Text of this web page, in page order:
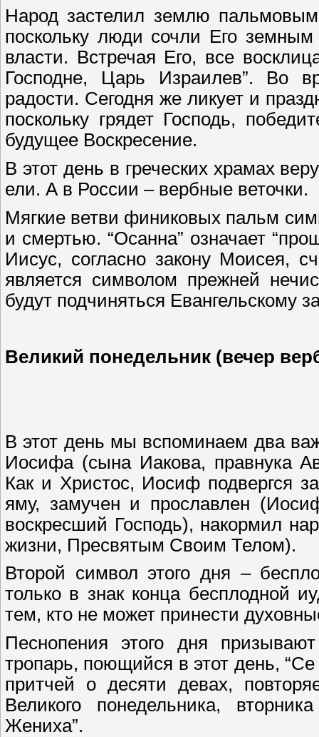
Народ застелил землю
поскольку люди сочли Его
власти. Встречая Его, все
Господне, Царь Израилев”. Во
радости. Сегодня же ликует и
поскольку грядет Господь,
будущее Воскресение.
В этот день в греческих храмах
ели. А в России – вербные веточки.
Мягкие ветви финиковых пальм
и смертью. “Осанна” означает
Иисус, согласно закону Моисея,
является символом прежней
будут подчиняться Евангельскому
Великий понедельник (вечер
В этот день мы вспоминаем два
Иосифа (сына Иакова, правнука
Как и Христос, Иосиф подвергся
яму, замучен и прославлен
воскресший Господь), накормил
жизни, Пресвятым Своим Телом).
Второй символ этого дня –
только в знак конца бесплодной
тем, кто не может принести
Песнопения этого дня
тропарь, поющийся в этот день,
притчей о десяти девах,
Великого понедельника,
Жениха”.